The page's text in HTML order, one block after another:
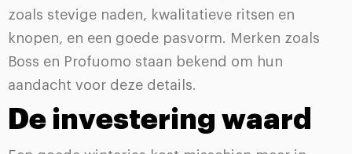
zoals stevige naden, kwalitatieve ritsen en
knopen, en een goede pasvorm. Merken zoals
Boss en Profuomo staan bekend om hun
aandacht voor deze details.
De investering waard